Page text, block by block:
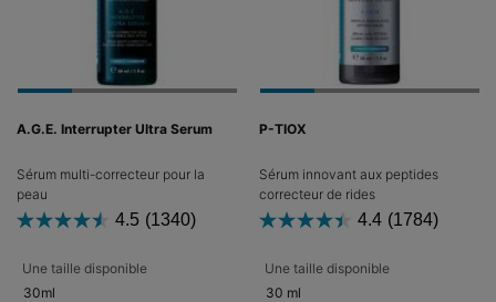
A.G.E. Interrupter Ultra Serum
Sérum multi-correcteur pour la
peau
4.5 (1340)
Une taille disponible
30ml
P-TIOX
Sérum innovant aux peptides
correcteur de rides
4.4 (1784)
Une taille disponible
30 ml